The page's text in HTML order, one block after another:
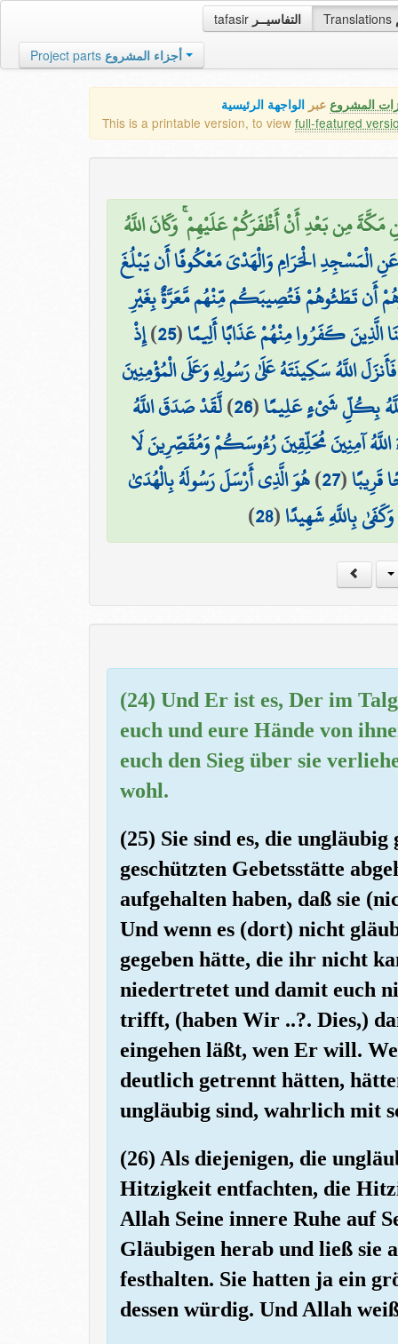
tafasir التفاسيــر Translations
Project parts أجزاء المشروع
المشروع عبر الواجهة الرئيسية
This is a printable version, to view full-featured
مِن بَعْدِ أَنْ أَظْفَرَكُمْ عَلَيْهِمْ ۚ وَكَانَ اللَّهُ
الْحَرَامِ وَالْهَدْيَ مَعْكُوفًا أَن يَبْلُغَ
أَن تَطَئُوهُمْ فَتُصِيبَكُم مِّنْهُم مَّعَرَّةٌ بِغَيْرِ
الَّذِينَ كَفَرُوا مِنْهُمْ عَذَابًا أَلِيمًا(
25
)إِذْ
اللَّهُ سَكِينَتَهُ عَلَىٰ رَسُولِهِ وَعَلَى الْمُؤْمِنِينَ
بِكُلِّ شَيْءٍ عَلِيمًا(
26
)لَّقَدْ صَدَقَ اللَّهُ
اللَّهُ آمِنِينَ مُحَلِّقِينَ رُءُوسَكُمْ وَمُقَصِّرِينَ لَا
(
27
)هُوَ الَّذِي أَرْسَلَ رَسُولَهُ بِالْهُدَىٰ
بِاللَّهِ شَهِيدًا(
28
)
(24) Und Er ist es, Der im
euch und eure Hände von
euch den Sieg über sie
wohl.
(25) Sie sind es, die
geschützten Gebetsstätte
aufgehalten haben, daß sie
Und wenn es (dort) nicht
gegeben hätte, die ihr nicht
niedertretet und damit euch
trifft, (haben Wir ..?. Dies,)
eingehen läßt, wen Er will.
deutlich getrennt hätten,
ungläubig sind, wahrlich mit
(26) Als diejenigen, die
Hitzigkeit entfachten, die
Allah Seine innere Ruhe auf
Gläubigen herab und ließ sie
festhalten. Sie hatten ja ein
dessen würdig. Und Allah